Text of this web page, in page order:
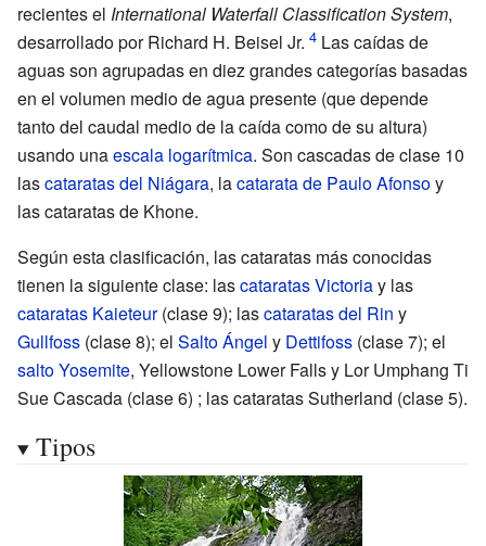
recientes el International Waterfall Classification System,
desarrollado por Richard H. Beisel Jr.
Las caídas de
aguas son agrupadas en diez grandes categorías basadas
en el volumen medio de agua presente (que depende
tanto del caudal medio de la caída como de su altura)
usando unaescala logarítmica. Son cascadas de clase 10
lascataratas del Niágara, lacatarata de Paulo Afonsoy
lascataratas de Khone.
Según esta clasificación, las cataratas más conocidas
tienen la siguiente clase: lascataratas Victoriay las
cataratas Kaieteur(clase 9); lascataratas del Rin y
Gullfoss (clase 8); el Salto Ángel y Dettifoss (clase 7); el
salto Yosemite, Yellowstone Lower Fallsy Lor Umphang Ti
Sue Cascada (clase 6) ; lascataratas Sutherland (clase 5).
Tipos